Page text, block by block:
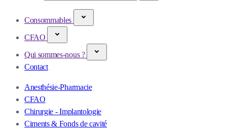
Consommables
CFAO
Qui sommes-nous ?
Contact
Anesthésie-Pharmacie
CFAO
Chirurgie - Implantologie
Ciments & Fonds de cavité